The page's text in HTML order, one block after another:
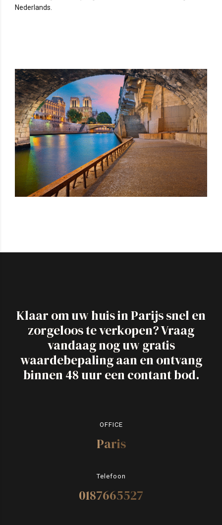
Nederlands.
Klaar om uw huis in Parijs snel en
zorgeloos te verkopen? Vraag
vandaag nog uw gratis
waardebepaling aan en ontvang
binnen 48 uur een contant bod.
OFFICE
Paris
Telefoon
0187665527